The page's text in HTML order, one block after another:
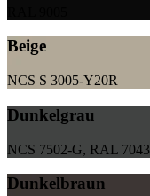
Beige
NCS S 3005-Y20R
Dunkelgrau
NCS 7502-G, RAL 7043
Dunkelbraun